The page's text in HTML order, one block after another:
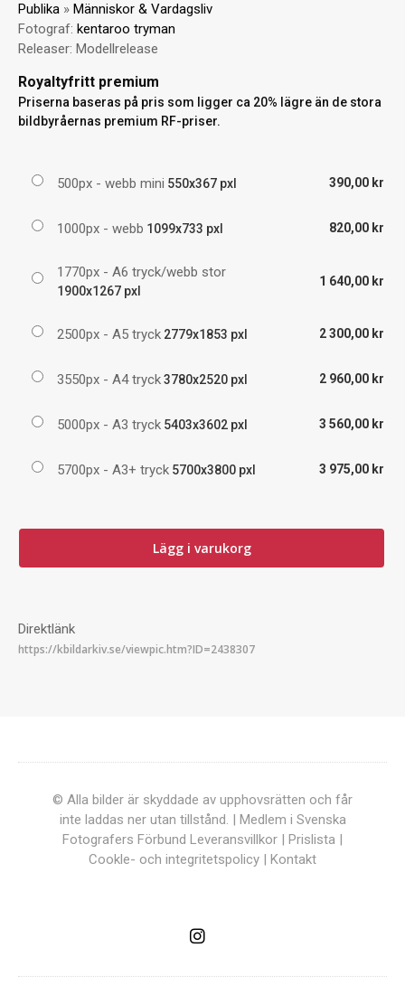
Publika » Människor & Vardagsliv
Fotograf: kentaroo tryman
Releaser: Modellrelease
Royaltyfritt premium
Priserna baseras på pris som ligger ca 20% lägre än de stora
bildbyråernas premium RF-priser.
500px - webb mini 550x367 pxl 390,00 kr
1000px - webb 1099x733 pxl 820,00 kr
1770px - A6 tryck/webb stor
1900x1267 pxl
1 640,00 kr
2500px - A5 tryck 2779x1853 pxl 2 300,00 kr
3550px - A4 tryck3780x2520 pxl 2 960,00 kr
5000px - A3 tryck 5403x3602 pxl 3 560,00 kr
5700px - A3+ tryck 5700x3800 pxl 3 975,00 kr
Lägg i varukorg
Direktlänk
© Alla bilder är skyddade av upphovsrätten och får
inte laddas ner utan tillstånd. | Medlem i Svenska
Fotografers Förbund Leveransvillkor | Prislista |
Cookle- och integritetspolicy | Kontakt